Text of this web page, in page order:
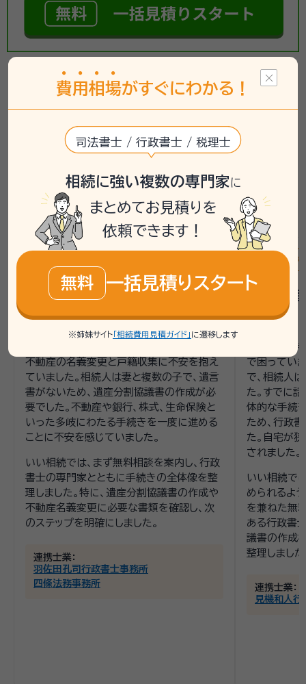
【相続手続き】の相談事例
ご相談内容をもとに、個人が特定されないよう匿名化・一
部編集したうえで要約したものです。実際に必要な手続き
や相談先は、お客様の状況により異なるため、詳しくは専
門家や相談窓口へご確認ください。
初めての不動産名義変更と戸籍
収集
不動産の名義変更と戸籍収集に不安を抱え
ていました。相続人は妻と複数の子で、遺言
書がないため、遺産分割協議書の作成が必
要でした。不動産や銀行、株式、生命保険と
いった多岐にわたる手続きを一度に進める
ことに不安を感じていました。
いい相続では、まず無料相談を案内し、行政
書士の専門家とともに手続きの全体像を整
理しました。特に、遺産分割協議書の作成や
不動産名義変更に必要な書類を確認し、次
のステップを明確にしました。
連携士業：
羽佐田孔司行政書士事務所
四條法務事務所
遺産分割
兄の遺産
相談
相談者は京
で困ってい
で、相続人
た。すでに
体的な手続
ため、行政
た。自宅が
されました。
いい相続で
められるよ
を兼ねた無
ある行政書
議書の作成
整理しました
連携士業：
見機和人行
費用 相場がすぐにわかる！
司法書士 / 行政書士 / 税理士
相続に強い複数の専門家に
まとめてお見積りを
依頼できます！
無料 一括見積りスタート
※姉妹サイト 「相続費用見積ガイド」 に遷移します